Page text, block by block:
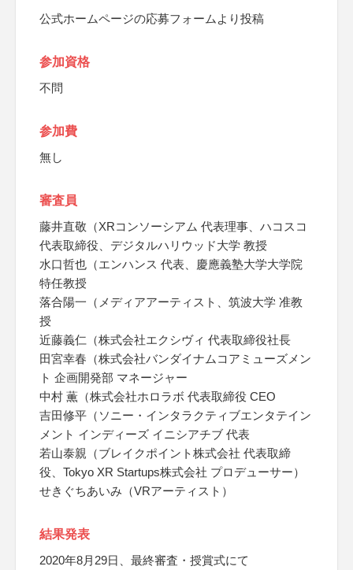
公式ホームページの応募フォームより投稿
参加資格
不問
参加費
無し
審査員
藤井直敬（XRコンソーシアム 代表理事、ハコスコ
代表取締役、デジタルハリウッド大学 教授
水口哲也（エンハンス 代表、慶應義塾大学大学院
特任教授
落合陽一（メディアアーティスト、筑波大学 准教
授
近藤義仁（株式会社エクシヴィ 代表取締役社長
田宮幸春（株式会社バンダイナムコアミューズメン
ト 企画開発部 マネージャー
中村 薫（株式会社ホロラボ 代表取締役 CEO
吉田修平（ソニー・インタラクティブエンタテイン
メント インディーズ イニシアチブ 代表
若山泰親（ブレイクポイント株式会社 代表取締
役、Tokyo XR Startups株式会社 プロデューサー）
せきぐちあいみ（VRアーティスト）
結果発表
2020年8月29日、最終審査・授賞式にて